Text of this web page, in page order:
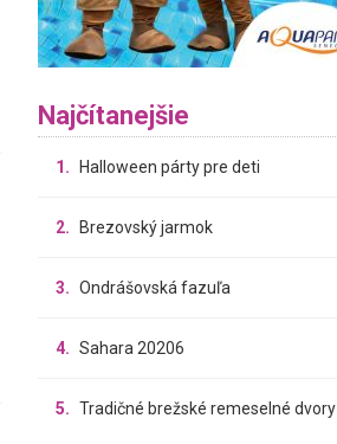
Najčítanejšie
1. Halloween párty pre deti
2. Brezovský jarmok
3. Ondrášovská fazuľa
4. Sahara 20206
5. Tradičné brežské remeselné dvory